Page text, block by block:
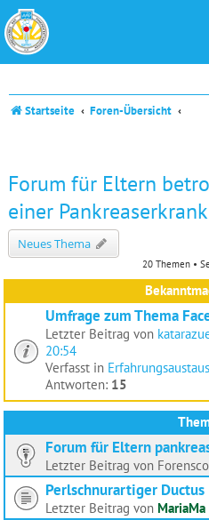
Startseite Foren-Übersicht
Forum für Eltern
einer
Neues Thema
20 Themen •
Umfrage zum Thema
Letzter Beitrag von
20:54
Verfasst in
Antworten: 15
Forum für Eltern
Letzter Beitrag von
Perlschnurartiger Ductus
Letzter Beitrag von MariaMa